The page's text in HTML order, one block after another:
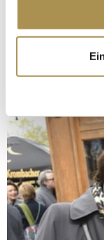
Trigger Symbol
erfassen,
bestimmten
Erfahren Sie
verarbeitet
Abschnitt
Wir verwenden
personalisieren,